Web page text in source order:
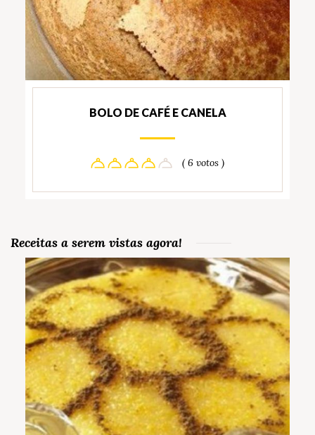
BOLO DE CAFÉ E CANELA
( 6 votos )
Receitas a serem vistas agora!